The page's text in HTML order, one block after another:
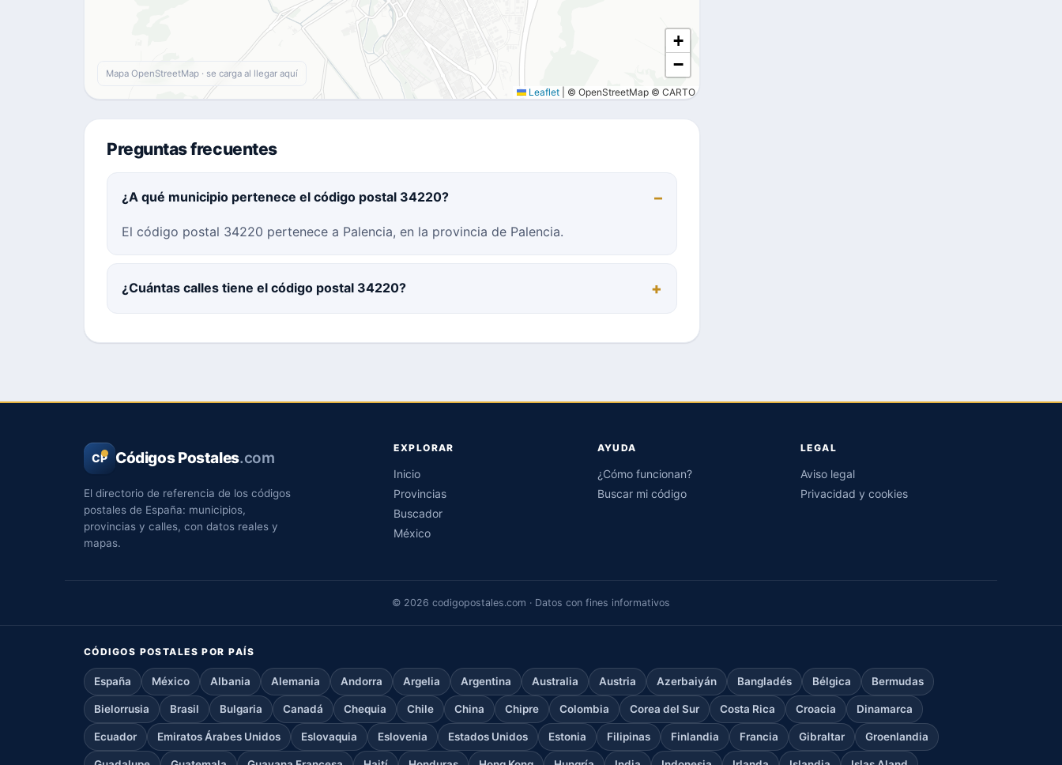
+
−
Leaflet © OpenStreetMap © CARTO
Mapa OpenStreetMap · se carga al llegar aquí
Preguntas frecuentes
¿A qué municipio pertenece el código postal 34220?
El código postal 34220 pertenece a Palencia, en la provincia de Palencia.
¿Cuántas calles tiene el código postal 34220?
CP Códigos Postales.com
El directorio de referencia de los códigos
postales de España: municipios,
provincias y calles, con datos reales y
mapas.
EXPLORAR
Inicio
Provincias
Buscador
México
AYUDA
¿Cómo funcionan?
Buscar mi código
LEGAL
Aviso legal
Privacidad y cookies
© 2026 codigopostales.com · Datos con fines informativos
CÓDIGOS POSTALES POR PAÍS
España México Albania Alemania Andorra Argelia Argentina Australia Austria Azerbaiyán Bangladés Bélgica Bermudas
Bielorrusia Brasil Bulgaria Canadá Chequia Chile China Chipre Colombia Corea del Sur Costa Rica Croacia Dinamarca
Ecuador Emiratos Árabes Unidos Eslovaquia Eslovenia Estados Unidos Estonia Filipinas Finlandia Francia Gibraltar Groenlandia